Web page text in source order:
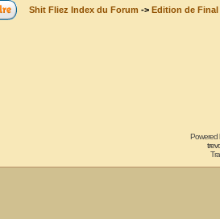
Shit Fliez Index du Forum -> Edition de Final
Powered